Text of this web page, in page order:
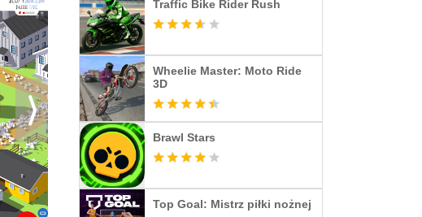
Traffic Bike Rider Rush
Wheelie Master: Moto Ride
3D
Brawl Stars
Top Goal: Mistrz piłki nożnej